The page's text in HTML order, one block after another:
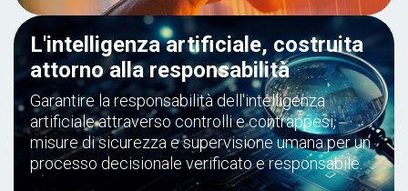
L'intelligenza artificiale, costruita
attorno alla responsabilità
Garantire la responsabilità dell'intelligenza
artificiale attraverso controlli e contrappesi,
misure di sicurezza e supervisione umana per un
processo decisionale verificato e responsabile.